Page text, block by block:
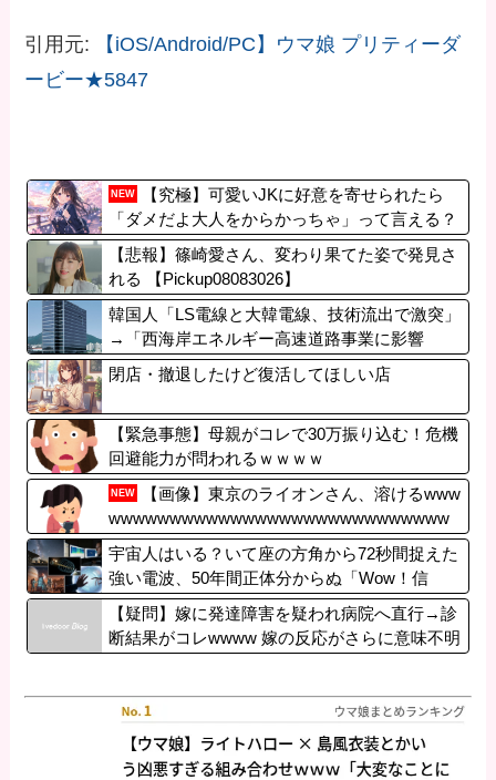
引用元:
【iOS/Android/PC】ウマ娘 プリティーダ
ービー★5847
NEW
【究極】可愛いJKに好意を寄せられたら
「ダメだよ大人をからかっちゃ」って言える？
【悲報】篠崎愛さん、変わり果てた姿で発見さ
れる 【Pickup08083026】
韓国人「LS電線と大韓電線、技術流出で激突」
→「西海岸エネルギー高速道路事業に影響
は？」
閉店・撤退したけど復活してほしい店
【緊急事態】母親がコレで30万振り込む！危機
回避能力が問われるｗｗｗｗ
NEW
【画像】東京のライオンさん、溶けるwww
wwwwwwwwwwwwwwwwwwwwwwwwwwww
wwwww
宇宙人はいる？いて座の方角から72秒間捉えた
強い電波、50年間正体分からぬ「Wow！信
号」
【疑問】嫁に発達障害を疑われ病院へ直行→診
断結果がコレwwww 嫁の反応がさらに意味不明